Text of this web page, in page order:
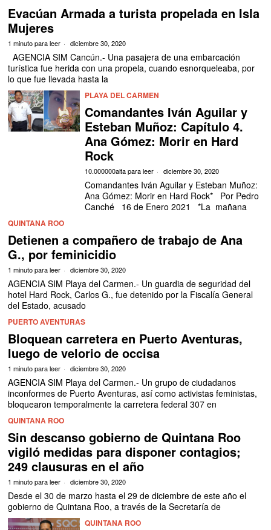
Evacúan Armada a turista propelada en Isla
Mujeres
1 minuto para leer diciembre 30, 2020
AGENCIA SIM Cancún.- Una pasajera de una embarcación
turística fue herida con una propela, cuando esnorqueleaba, por
lo que fue llevada hasta la
PLAYA DEL CARMEN
Comandantes Iván Aguilar y
Esteban Muñoz: Capítulo 4.
Ana Gómez: Morir en Hard
Rock
10.000000alta para leer diciembre 30, 2020
Comandantes Iván Aguilar y Esteban Muñoz:
Ana Gómez: Morir en Hard Rock* Por Pedro
Canché 16 de Enero 2021 *La mañana
QUINTANA ROO
Detienen a compañero de trabajo de Ana
G., por feminicidio
1 minuto para leer diciembre 30, 2020
AGENCIA SIM Playa del Carmen.- Un guardia de seguridad del
hotel Hard Rock, Carlos G., fue detenido por la Fiscalía General
del Estado, acusado
PUERTO AVENTURAS
Bloquean carretera en Puerto Aventuras,
luego de velorio de occisa
1 minuto para leer diciembre 30, 2020
AGENCIA SIM Playa del Carmen.- Un grupo de ciudadanos
inconformes de Puerto Aventuras, así como activistas feministas,
bloquearon temporalmente la carretera federal 307 en
QUINTANA ROO
Sin descanso gobierno de Quintana Roo
vigiló medidas para disponer contagios;
249 clausuras en el año
1 minuto para leer diciembre 30, 2020
Desde el 30 de marzo hasta el 29 de diciembre de este año el
gobierno de Quintana Roo, a través de la Secretaría de
QUINTANA ROO